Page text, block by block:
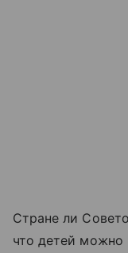
Стране ли
что детей можно